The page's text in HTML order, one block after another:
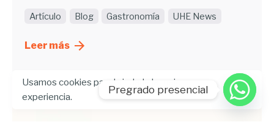
Artículo Blog Gastronomía UHE News
Leer más
Usamos cookies para brindarle la mejor
experiencia.
Pregrado presencial